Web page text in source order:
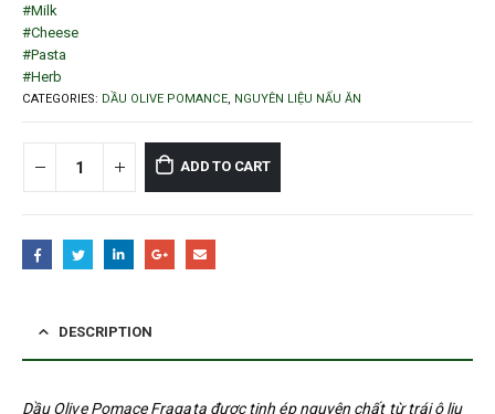
#Milk
#Cheese
#Pasta
#Herb
CATEGORIES: DẦU OLIVE POMANCE NGUYÊN LIỆU NẤU ĂN
ADD TO CART
DESCRIPTION
Dầu Olive Pomace Fragata được tinh ép nguyên chất từ trái ô liu